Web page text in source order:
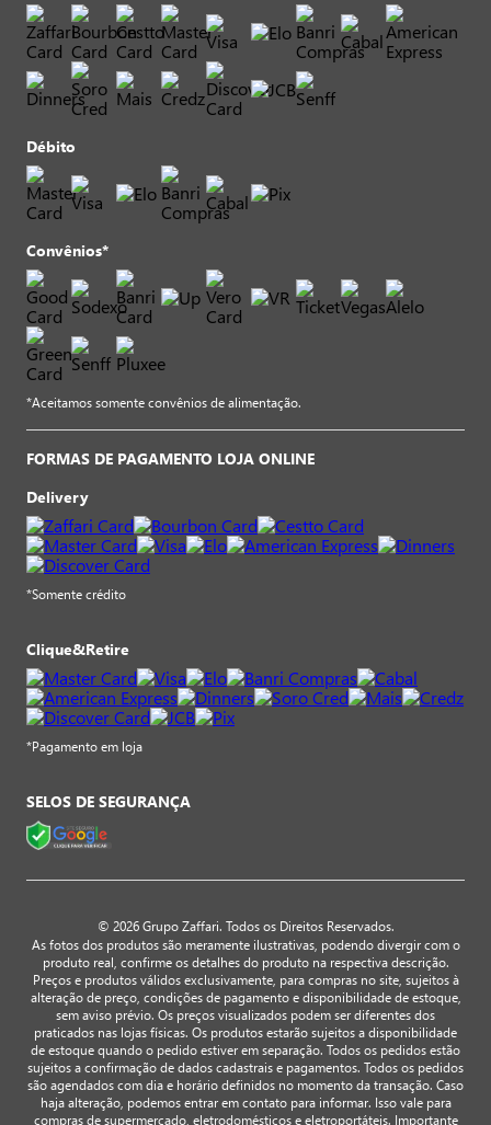
Débito
Convênios*
*Aceitamos somente convênios de alimentação.
FORMAS DE PAGAMENTO LOJA ONLINE
Delivery
*Somente crédito
Clique&Retire
*Pagamento em loja
SELOS DE SEGURANÇA
© 2026 Grupo Zaffari. Todos os Direitos Reservados.
As fotos dos produtos são meramente ilustrativas, podendo divergir com o
produto real, confirme os detalhes do produto na respectiva descrição.
Preços e produtos válidos exclusivamente, para compras no site, sujeitos à
alteração de preço, condições de pagamento e disponibilidade de estoque,
sem aviso prévio. Os preços visualizados podem ser diferentes dos
praticados nas lojas físicas. Os produtos estarão sujeitos a disponibilidade
de estoque quando o pedido estiver em separação. Todos os pedidos estão
sujeitos a confirmação de dados cadastrais e pagamentos. Todos os pedidos
são agendados com dia e horário definidos no momento da transação. Caso
haja alteração, podemos entrar em contato para informar. Isso vale para
compras de supermercado, eletrodomésticos e eletroportáteis. Importante